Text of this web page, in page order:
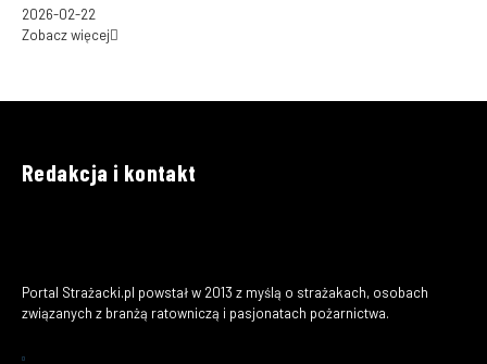
2026-02-22
Zobacz więcej
Redakcja i kontakt
Portal Strażacki.pl powstał w 2013 z myślą o strażakach, osobach
związanych z branżą ratowniczą i pasjonatach pożarnictwa.